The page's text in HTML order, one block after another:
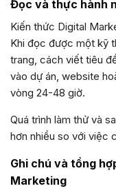
Đọc và thực hành
Kiến thức Digital
Khi đọc được một kỹ
trang, cách viết tiêu
vào dự án, website
vòng 24-48 giờ.
Quá trình làm thử và
hơn nhiều so với việc
Ghi chú và tổng
Marketing